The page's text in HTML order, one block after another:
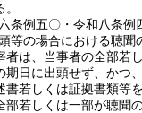
条例五〇・令和八条例
等の場合における聴聞
者は、当事者の全部若
日に出頭せず、かつ、
書若しくは証拠書類等
部若しくは一部が聴聞